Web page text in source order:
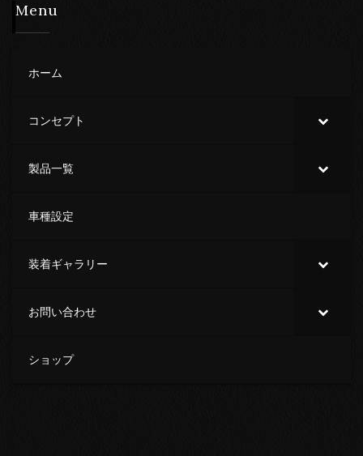
Menu
ホーム
コンセプト
製品一覧
車種設定
装着ギャラリー
お問い合わせ
ショップ